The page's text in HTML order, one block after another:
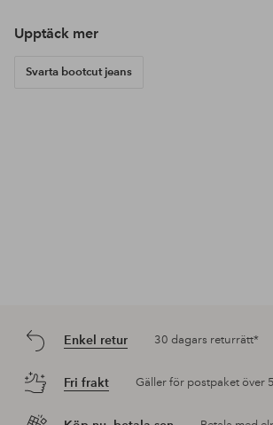
Upptäck mer
Svarta bootcut jeans
Enkel retur 30 dagars returrätt*
Fri frakt Gäller för postpaket över